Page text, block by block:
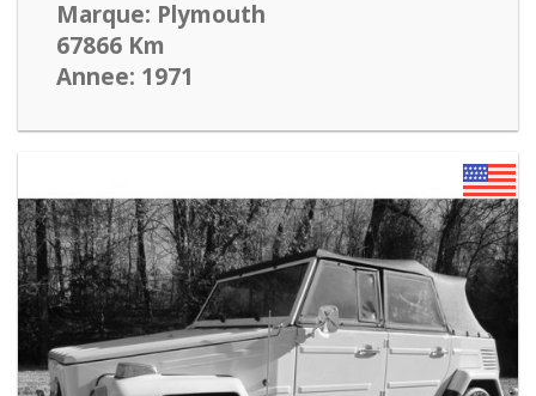
Marque: Plymouth
67866 Km
Annee: 1971